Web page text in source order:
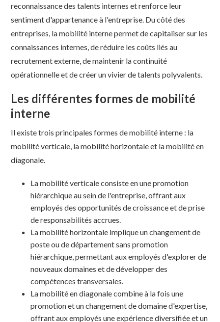
reconnaissance des talents internes et renforce leur
sentiment d'appartenance à l'entreprise. Du côté des
entreprises, la mobilité interne permet de capitaliser sur les
connaissances internes, de réduire les coûts liés au
recrutement externe, de maintenir la continuité
opérationnelle et de créer un vivier de talents polyvalents.
Les différentes formes de mobilité
interne
Il existe trois principales formes de mobilité interne : la
mobilité verticale, la mobilité horizontale et la mobilité en
diagonale.
La mobilité verticale consiste en une promotion
hiérarchique au sein de l'entreprise, offrant aux
employés des opportunités de croissance et de prise
de responsabilités accrues.
La mobilité horizontale implique un changement de
poste ou de département sans promotion
hiérarchique, permettant aux employés d'explorer de
nouveaux domaines et de développer des
compétences transversales.
La mobilité en diagonale combine à la fois une
promotion et un changement de domaine d'expertise,
offrant aux employés une expérience diversifiée et un